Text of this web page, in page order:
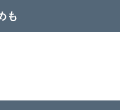
も